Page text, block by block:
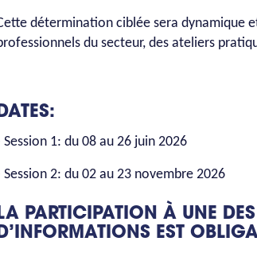
détermination ciblée sera dynamique
du secteur, des ateliers
Session 1: du 08 au 26 juin 2026
Session 2: du 02 au 23 novembre 2026
PARTICIPATION À UNE
EST